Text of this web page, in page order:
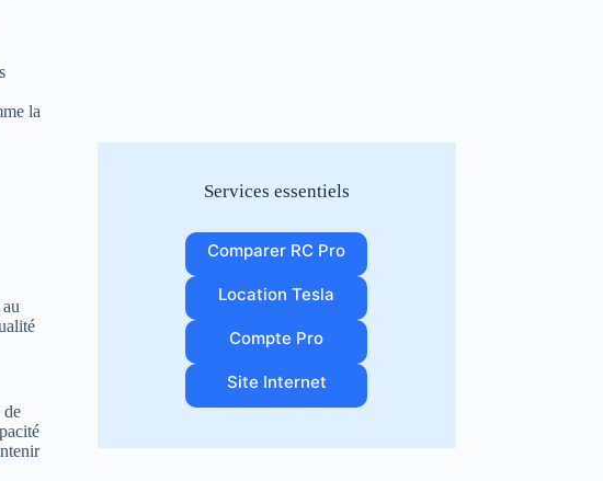
la
de
Services essentiels
Comparer RC Pro
Location Tesla
Compte Pro
Site Internet